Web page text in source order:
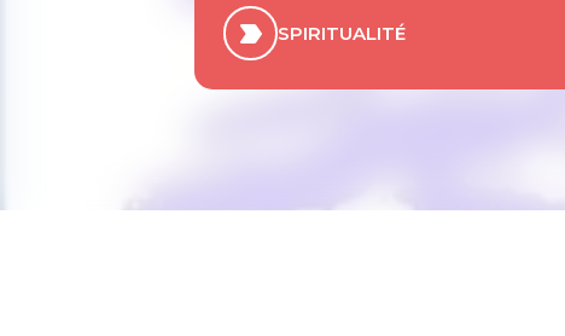
SPIRITUALITÉ